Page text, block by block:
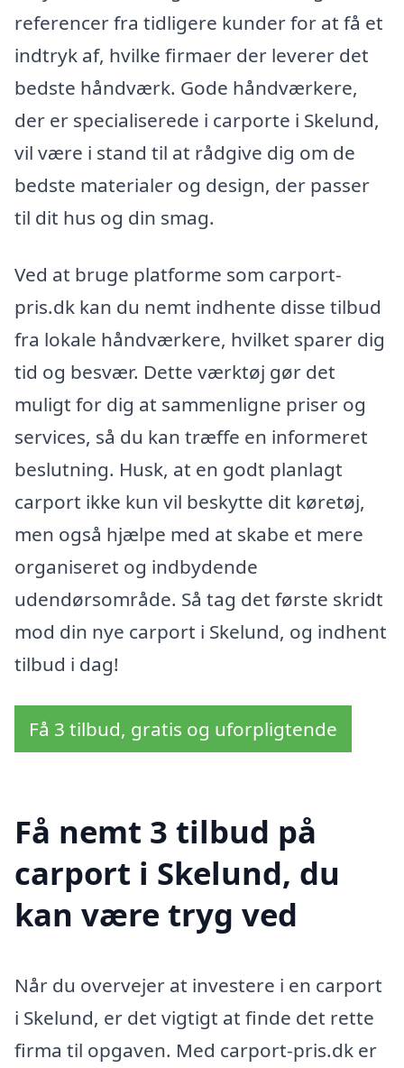
referencer fra tidligere kunder for at få et
indtryk af, hvilke firmaer der leverer det
bedste håndværk. Gode håndværkere,
der er specialiserede i carporte i Skelund,
vil være i stand til at rådgive dig om de
bedste materialer og design, der passer
til dit hus og din smag.
Ved at bruge platforme som carport-
pris.dk kan du nemt indhente disse tilbud
fra lokale håndværkere, hvilket sparer dig
tid og besvær. Dette værktøj gør det
muligt for dig at sammenligne priser og
services, så du kan træffe en informeret
beslutning. Husk, at en godt planlagt
carport ikke kun vil beskytte dit køretøj,
men også hjælpe med at skabe et mere
organiseret og indbydende
udendørsområde. Så tag det første skridt
mod din nye carport i Skelund, og indhent
tilbud i dag!
Få 3 tilbud, gratis og uforpligtende
Få nemt 3 tilbud på
carport i Skelund, du
kan være tryg ved
Når du overvejer at investere i en carport
i Skelund, er det vigtigt at finde det rette
firma til opgaven. Med carport-pris.dk er